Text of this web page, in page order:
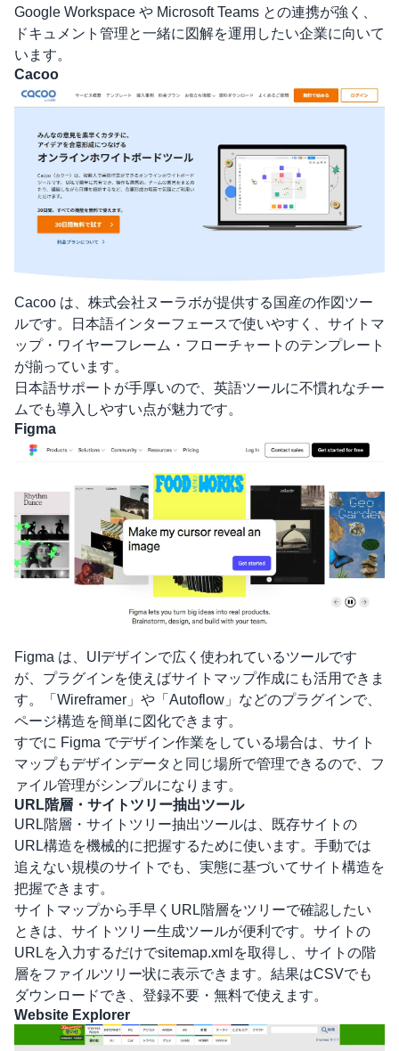
Google Workspace や Microsoft Teams との連携が強く、
ドキュメント管理と一緒に図解を運用したい企業に向いて
います。
Cacoo
Cacoo は、株式会社ヌーラボが提供する国産の作図ツー
ルです。日本語インターフェースで使いやすく、サイトマ
ップ・ワイヤーフレーム・フローチャートのテンプレート
が揃っています。
日本語サポートが手厚いので、英語ツールに不慣れなチー
ムでも導入しやすい点が魅力です。
Figma
Figma は、UIデザインで広く使われているツールです
が、プラグインを使えばサイトマップ作成にも活用できま
す。「Wireframer」や「Autoflow」などのプラグインで、
ページ構造を簡単に図化できます。
すでに Figma でデザイン作業をしている場合は、サイト
マップもデザインデータと同じ場所で管理できるので、フ
ァイル管理がシンプルになります。
URL階層・サイトツリー抽出ツール
URL階層・サイトツリー抽出ツールは、既存サイトの
URL構造を機械的に把握するために使います。手動では
追えない規模のサイトでも、実態に基づいてサイト構造を
把握できます。
サイトマップから手早くURL階層をツリーで確認したい
ときは、 サイトツリー生成ツールが便利です。サイトの
URLを入力するだけでsitemap.xmlを取得し、サイトの階
層をファイルツリー状に表示できます。結果はCSVでも
ダウンロードでき、登録不要・無料で使えます。
Website Explorer